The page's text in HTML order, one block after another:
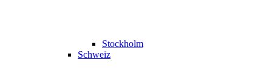
Stockholm
Schweiz